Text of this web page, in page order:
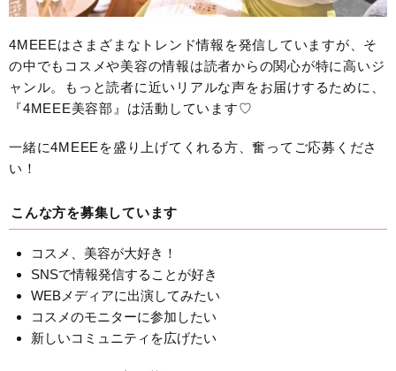
4MEEEはさまざまなトレンド情報を発信していますが、そ
の中でもコスメや美容の情報は読者からの関心が特に高いジ
ャンル。もっと読者に近いリアルな声をお届けするために、
『4MEEE美容部』は活動しています♡
一緒に4MEEEを盛り上げてくれる方、奮ってご応募くださ
い！
こんな方を募集しています
コスメ、美容が大好き！
SNSで情報発信することが好き
WEBメディアに出演してみたい
コスメのモニターに参加したい
新しいコミュニティを広げたい